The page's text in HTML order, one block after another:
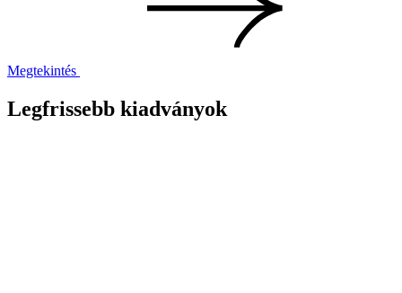
Megtekintés
Legfrissebb kiadványok